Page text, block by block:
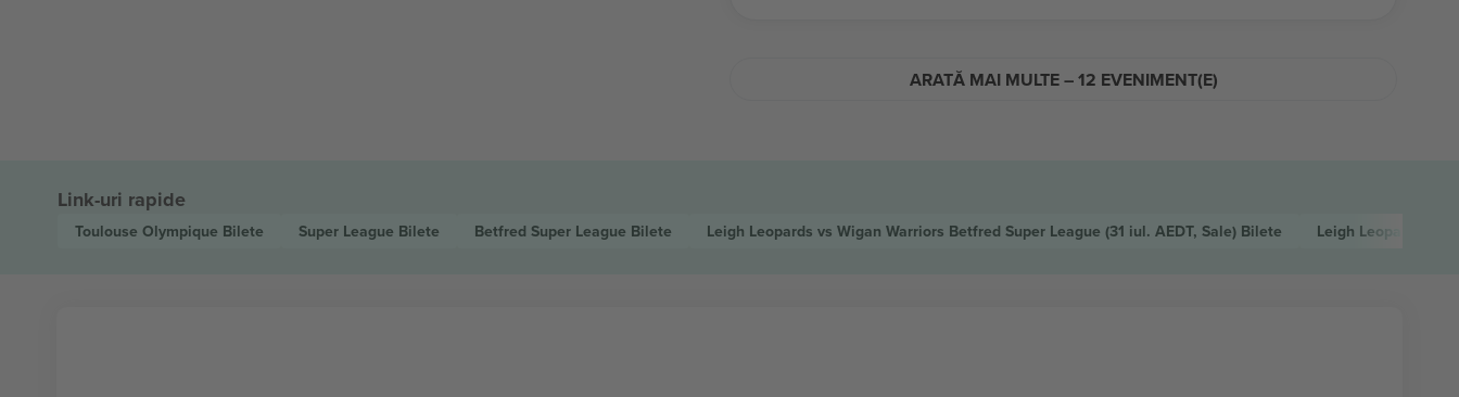
ARATĂ MAI MULTE – 12 EVENIMENT(E)
Link-uri rapide
Toulouse Olympique Bilete Super League Bilete Betfred Super League Bilete Leigh Leopards vs Wigan Warriors Betfred Super League (31 iul. AEDT, Sale) Bilete Leigh Leopards vs